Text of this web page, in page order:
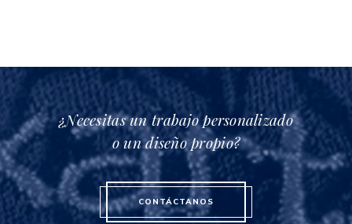
¿Necesitas un trabajo personalizado
o un diseño propio?
CONTÁCTANOS